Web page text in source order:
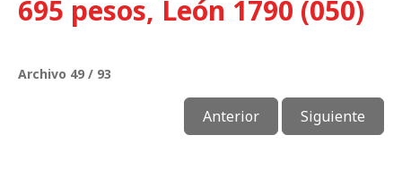
695 pesos, León 1790 (050)
Archivo 49 / 93
Anterior Siguiente